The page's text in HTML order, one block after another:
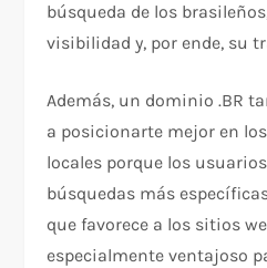
búsqueda de los
visibilidad y, por ende, su
Además, un dominio .BR
a posicionarte mejor en
locales porque los
búsquedas más
que favorece a los sitios
especialmente ventajoso